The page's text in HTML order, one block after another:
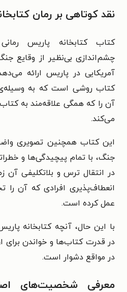
نقد کوتاهی بر رمان
کتاب کتابخانه پاریس
چشم‌اندازی بی‌نظیر از وقایع
آمریکایی در پاریس ارائه
کتاب روشی است که به وسیله‌ی
آن را که همگی علاقه‌مند به
می‌کند.
این کتاب همچنین تصویری
جنگ، با تمام پیچیدگی‌ها و
در انتقال ترس و بلاتکلیفی
انعطاف‌پذیری افرادی که آن را
عمل کرده است.
با این حال، آنچه کتابخانه
در قدرت کتاب‌ها و خواندن برای
در مواقع دشوار است.
معرفی شخصیت‌های